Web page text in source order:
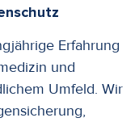
Erfahrung
und
Umfeld. Wir